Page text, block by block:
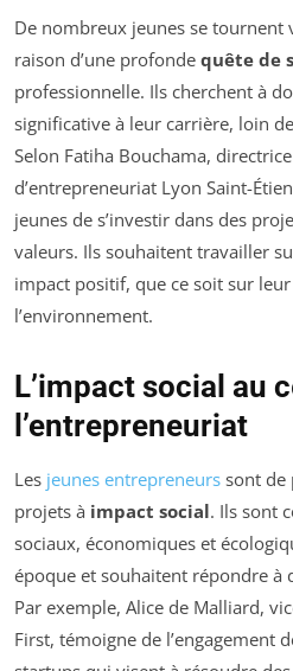
De nombreux jeunes se tournent
raison d’une profonde quête de
professionnelle. Ils cherchent à
significative à leur carrière, loin
Selon Fatiha Bouchama,
d’entrepreneuriat Lyon Saint-
jeunes de s’investir dans des
valeurs. Ils souhaitent travailler
impact positif, que ce soit sur
l’environnement.
L’impact social au
l’entrepreneuriat
Les jeunes entrepreneurs sont de
projets à impact social. Ils sont
sociaux, économiques et
époque et souhaitent répondre à
Par exemple, Alice de Malliard,
First, témoigne de l’engagement